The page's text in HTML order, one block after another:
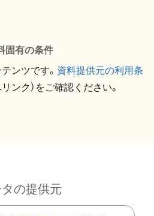
固有の条件
ンツです。 資料提供元の利用条
ンク）をご確認ください。
の提供元